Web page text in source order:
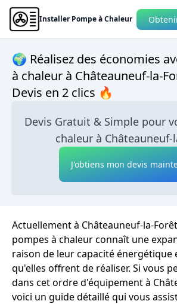
Installer Pompe à Chaleur
🌍 Réalisez des économies
à chaleur à Châteauneuf-la-
Devis en 2 clics 🔥
Devis Gratuit & Simple pour
chaleur à Châteauneuf-
J'obtiens mon devis
Actuellement à Châteauneuf-la-
pompes à chaleur connaît une
raison de leur capacité énergétique
qu'elles offrent de réaliser. Si vous
dans cet ordre d'équipement à
voici un guide détaillé qui vous